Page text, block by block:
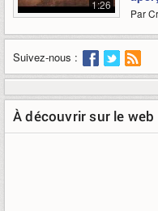
1:26
Par
Suivez-nous :
À découvrir sur le web